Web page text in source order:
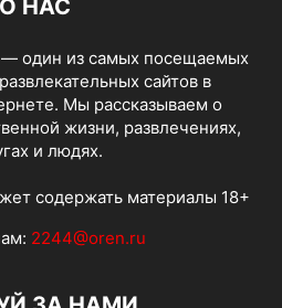
О НАС
— один из самых посещаемых
сайтов в
Мы рассказываем о
жизни, развлечениях,
и людях.
содержать материалы 18+
2244@oren.ru